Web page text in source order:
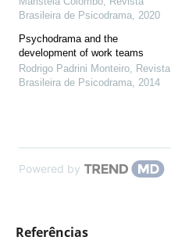
Brasileira de Psicodrama, 2020
Psychodrama and the
development of work teams
Rodrigo Padrini Monteiro, Revista
Brasileira de Psicodrama, 2014
Powered by
Referências